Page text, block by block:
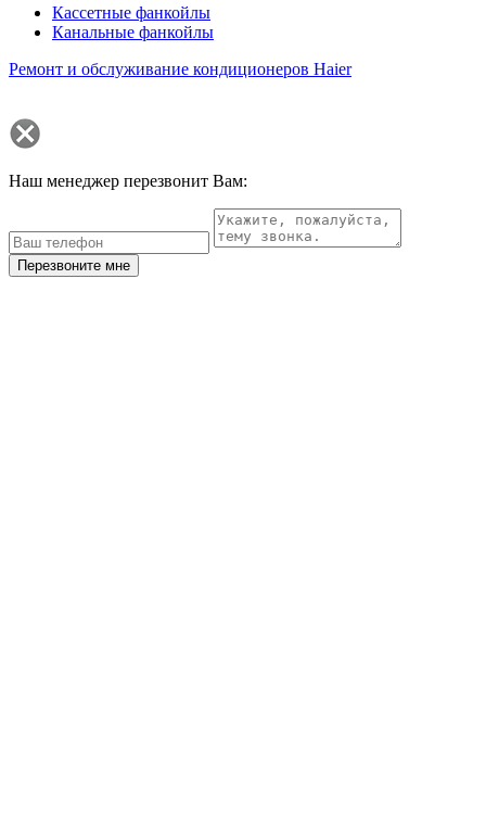
Кассетные фанкойлы
Канальные фанкойлы
Ремонт и обслуживание кондиционеров Haier
Наш менеджер перезвонит Вам:
Перезвоните мне